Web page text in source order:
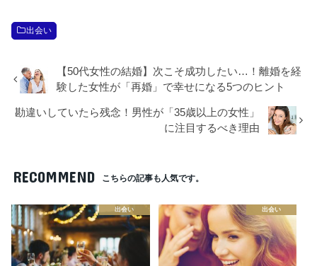
出会い
【50代女性の結婚】次こそ成功したい…！離婚を経
験した女性が「再婚」で幸せになる5つのヒント
勘違いしていたら残念！男性が「35歳以上の女性」
に注目するべき理由
RECOMMEND こちらの記事も人気です。
出会い 出会い